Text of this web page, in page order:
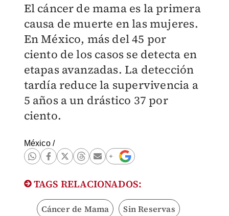
El cáncer de mama es la primera
causa de muerte en las mujeres.
En México, más del 45 por
ciento de los casos se detecta en
etapas avanzadas. La detección
tardía reduce la supervivencia a
5 años a un drástico 37 por
ciento.
México/
TAGS RELACIONADOS:
Cáncer de Mama Sin Reservas